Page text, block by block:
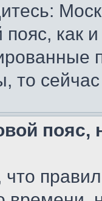
как
то
пояс,